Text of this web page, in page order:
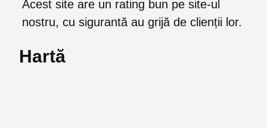
Acest site are un rating bun pe site-ul
nostru, cu sigurantă au grijă de clienții lor.
Hartă